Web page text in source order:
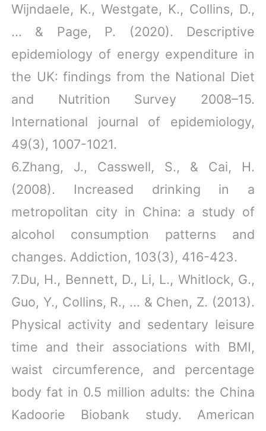
Wijndaele, K., Westgate, K., Collins, D.,
... & Page, P. (2020). Descriptive
epidemiology of energy expenditure in
the UK: findings from the National Diet
and Nutrition Survey 2008–15.
International journal of epidemiology,
49(3), 1007-1021.
6.Zhang, J., Casswell, S., & Cai, H.
(2008). Increased drinking in a
metropolitan city in China: a study of
alcohol consumption patterns and
changes. Addiction, 103(3), 416-423.
7.Du, H., Bennett, D., Li, L., Whitlock, G.,
Guo, Y., Collins, R., ... & Chen, Z. (2013).
Physical activity and sedentary leisure
time and their associations with BMI,
waist circumference, and percentage
body fat in 0.5 million adults: the China
Kadoorie Biobank study. American